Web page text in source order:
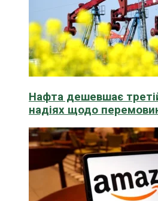
Нафта дешевшає
надіях щодо